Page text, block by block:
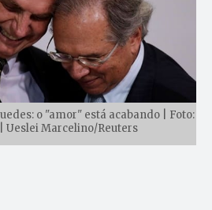
o "amor" está acabando | Foto:
Ueslei Marcelino/Reuters